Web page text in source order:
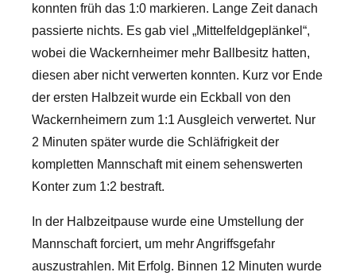
konnten früh das 1:0 markieren. Lange Zeit danach
passierte nichts. Es gab viel „Mittelfeldgeplänkel“,
wobei die Wackernheimer mehr Ballbesitz hatten,
diesen aber nicht verwerten konnten. Kurz vor Ende
der ersten Halbzeit wurde ein Eckball von den
Wackernheimern zum 1:1 Ausgleich verwertet. Nur
2 Minuten später wurde die Schläfrigkeit der
kompletten Mannschaft mit einem sehenswerten
Konter zum 1:2 bestraft.
In der Halbzeitpause wurde eine Umstellung der
Mannschaft forciert, um mehr Angriffsgefahr
auszustrahlen. Mit Erfolg. Binnen 12 Minuten wurde